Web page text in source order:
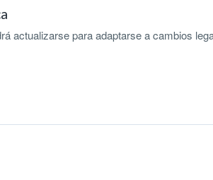
actualizarse para adaptarse a cambios